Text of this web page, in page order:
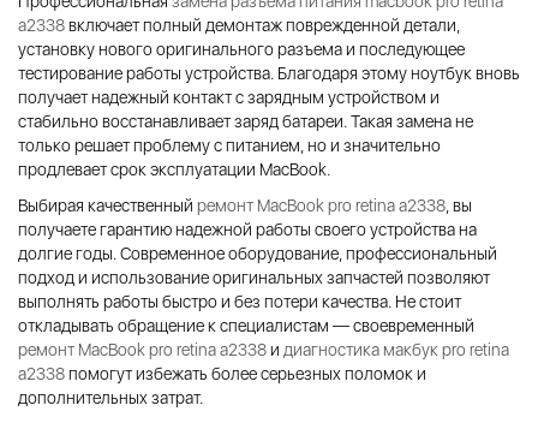
a2338включает полный демонтаж поврежденной детали,
установку нового оригинального разъема и последующее
тестирование работы устройства. Благодаря этому ноутбук вновь
получает надежный контакт с зарядным устройством и
стабильно восстанавливает заряд батареи. Такая замена не
только решает проблему с питанием, но и значительно
продлевает срок эксплуатации MacBook.
Выбирая качественный ремонт MacBook pro retina a2338 , вы
получаете гарантию надежной работы своего устройства на
долгие годы. Современное оборудование, профессиональный
подход и использование оригинальных запчастей позволяют
выполнять работы быстро и без потери качества. Не стоит
откладывать обращение к специалистам — своевременный
ремонт MacBook pro retina a2338и диагностика макбук pro retina
a2338помогут избежать более серьезных поломок и
дополнительных затрат.